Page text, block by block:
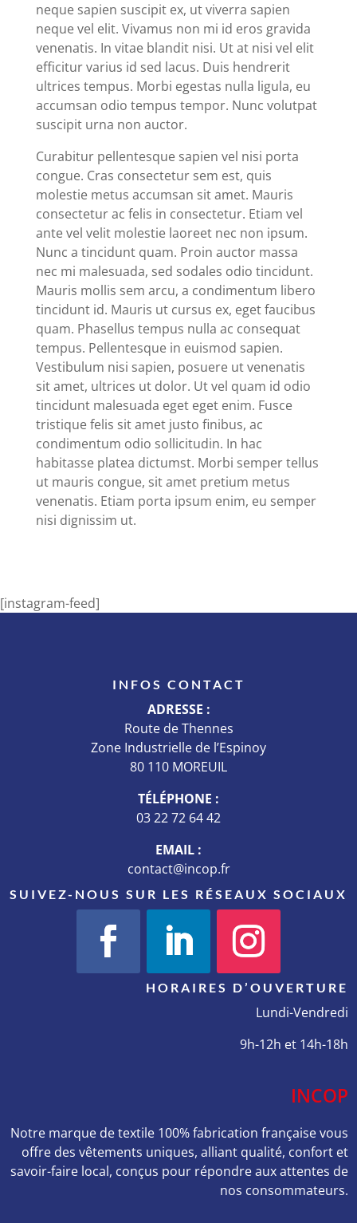
neque sapien suscipit ex, ut viverra sapien
neque vel elit. Vivamus non mi id eros gravida
venenatis. In vitae blandit nisi. Ut at nisi vel elit
efficitur varius id sed lacus. Duis hendrerit
ultrices tempus. Morbi egestas nulla ligula, eu
accumsan odio tempus tempor. Nunc volutpat
suscipit urna non auctor.
Curabitur pellentesque sapien vel nisi porta
congue. Cras consectetur sem est, quis
molestie metus accumsan sit amet. Mauris
consectetur ac felis in consectetur. Etiam vel
ante vel velit molestie laoreet nec non ipsum.
Nunc a tincidunt quam. Proin auctor massa
nec mi malesuada, sed sodales odio tincidunt.
Mauris mollis sem arcu, a condimentum libero
tincidunt id. Mauris ut cursus ex, eget faucibus
quam. Phasellus tempus nulla ac consequat
tempus. Pellentesque in euismod sapien.
Vestibulum nisi sapien, posuere ut venenatis
sit amet, ultrices ut dolor. Ut vel quam id odio
tincidunt malesuada eget eget enim. Fusce
tristique felis sit amet justo finibus, ac
condimentum odio sollicitudin. In hac
habitasse platea dictumst. Morbi semper tellus
ut mauris congue, sit amet pretium metus
venenatis. Etiam porta ipsum enim, eu semper
nisi dignissim ut.
[instagram-feed]
INFOS CONTACT
ADRESSE :
Route de Thennes
Zone Industrielle de l’Espinoy
80 110 MOREUIL
TÉLÉPHONE :
03 22 72 64 42
EMAIL :
contact@incop.fr
SUIVEZ-NOUS SUR LES RÉSEAUX SOCIAUX
HORAIRES D’OUVERTURE
Lundi-Vendredi
9h-12h et 14h-18h
INCOP
Notre marque de textile 100% fabrication française vous
offre des vêtements uniques, alliant qualité, confort et
savoir-faire local, conçus pour répondre aux attentes de
nos consommateurs.